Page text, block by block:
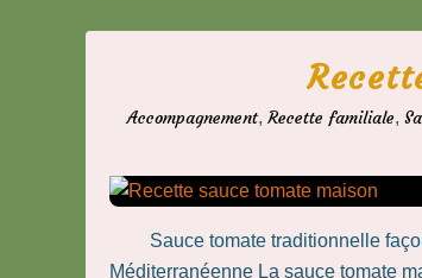
Accompagnement, Recette familiale,
Sauce tomate traditionnelle
Méditerranéenne La sauce tomate